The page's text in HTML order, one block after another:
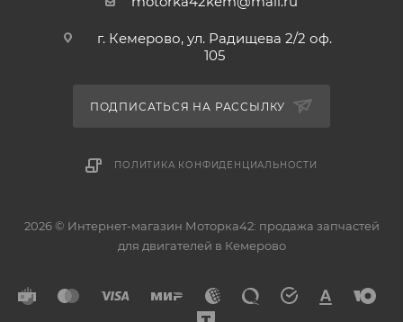
г. Кемерово, ул. Радищева 2/2 оф.
105
ПОДПИСАТЬСЯ НА РАССЫЛКУ
ПОЛИТИКА КОНФИДЕНЦИАЛЬНОСТИ
2026 © Интернет-магазин Моторка42: продажа запчастей
для двигателей в Кемерово